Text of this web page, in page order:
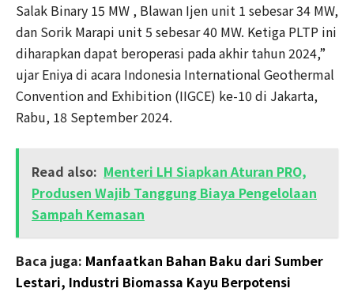
Salak Binary 15 MW , Blawan Ijen unit 1 sebesar 34 MW,
dan Sorik Marapi unit 5 sebesar 40 MW. Ketiga PLTP ini
diharapkan dapat beroperasi pada akhir tahun 2024,”
ujar Eniya di acara Indonesia International Geothermal
Convention and Exhibition (IIGCE) ke-10 di Jakarta,
Rabu, 18 September 2024.
Read also: Menteri LH Siapkan Aturan PRO,
Produsen Wajib Tanggung Biaya Pengelolaan
Sampah Kemasan
Baca juga: Manfaatkan Bahan Baku dari Sumber
Lestari, Industri Biomassa Kayu Berpotensi